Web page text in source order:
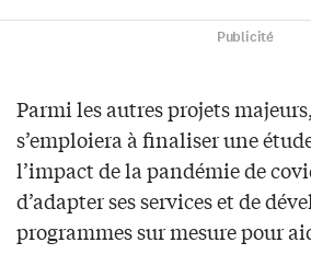
Publicité
Parmi les autres projets
s’emploiera à finaliser une
l’impact de la pandémie de
d’adapter ses services et de
programmes sur mesure pour